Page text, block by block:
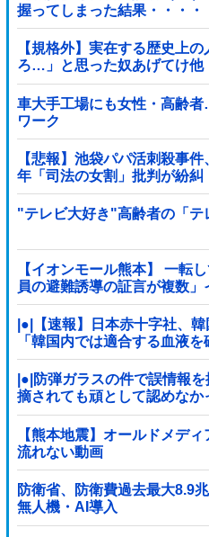
握ってしまった結果・・・・
【規格外】実在する歴史上
ろ…」と思った奴あげてけ他
車大手工場にも女性・高齢
ワーク
【悲報】池袋パパ活刺殺事
年「司法の女割」批判が紛
罪より軽くて草」ｗｗｗｗ
"テレビ大好き"高齢者の「テ
【イオンモール熊本】 一転
員の避難誘導の証言が複数
していた疑い
|●|【速報】日本赤十字社、
「韓国内では適合する血液
で4回目
|●|防弾ガラスの件で誤情報
摘されても頑として認めな
【熊本地震】オールドメデ
流れない動画
防衛省、防衛費過去最大8.9
無人機・AI導入